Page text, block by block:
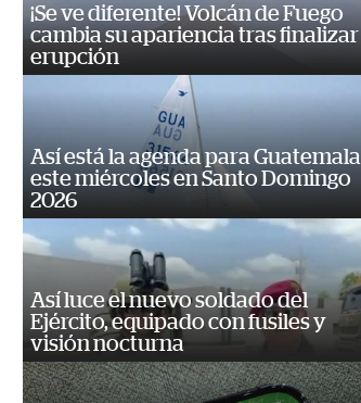
¡Se ve diferente! Volcán de Fuego
cambia su apariencia tras finalizar
erupción
Así está la agenda para Guatemala
este miércoles en Santo Domingo
2026
Así luce el nuevo soldado del
Ejército, equipado con fusiles y
visión nocturna